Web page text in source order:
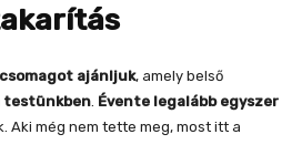
ajánljuk, amely belső
testünkben Évente legalább egyszer
Aki még nem tette meg, most itt a